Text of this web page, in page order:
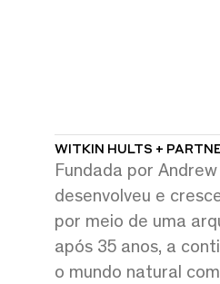
WITKIN HULTS +
Fundada por
desenvolveu e
por meio de uma
após 35 anos, a
o mundo natural